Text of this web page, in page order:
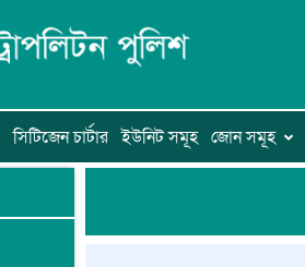
সিটিজেন চার্টার ইউনিট সমূহ জোন সমূহ